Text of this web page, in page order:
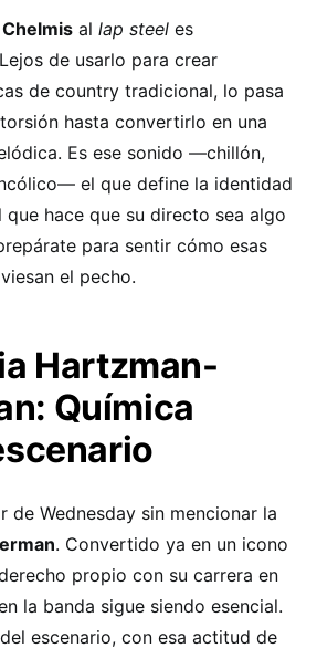
al lap steel es
de usarlo para crear
de country tradicional, lo pasa
hasta convertirlo en una
Es ese sonido —chillón,
el que define la identidad
que hace que su directo sea algo
para sentir cómo esas
el pecho.
Hartzman-
Química
de Wednesday sin mencionar la
. Convertido ya en un icono
propio con su carrera en
la banda sigue siendo esencial.
escenario, con esa actitud de